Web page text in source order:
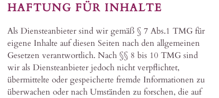
HAFTUNG FÜR INHALTE
Als Diensteanbieter sind wir gemäß § 7 Abs.1 TMG für
eigene Inhalte auf diesen Seiten nach den allgemeinen
Gesetzen verantwortlich. Nach §§ 8 bis 10 TMG sind
wir als Diensteanbieter jedoch nicht verpflichtet,
übermittelte oder gespeicherte fremde Informationen zu
überwachen oder nach Umständen zu forschen, die auf